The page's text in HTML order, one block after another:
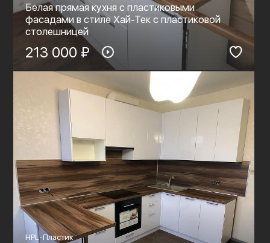
Белая прямая кухня с пластиковыми
фасадами в стиле Хай-Тек с пластиковой
столешницей
213 000 ₽
HPL-Пластик